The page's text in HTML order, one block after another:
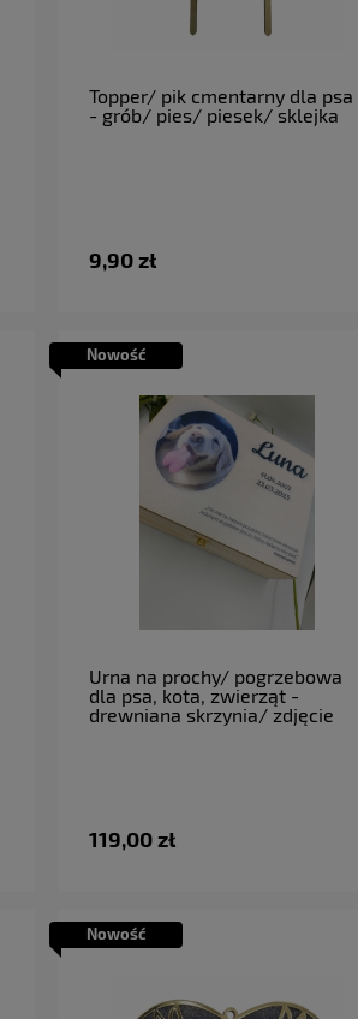
Topper/ pik cmentarny dla psa
- grób/ pies/ piesek/ sklejka
9,90 zł
Urna na prochy/ pogrzebowa
dla psa, kota, zwierząt -
drewniana skrzynia/ zdjęcie
119,00 zł
Nowość
Nowość